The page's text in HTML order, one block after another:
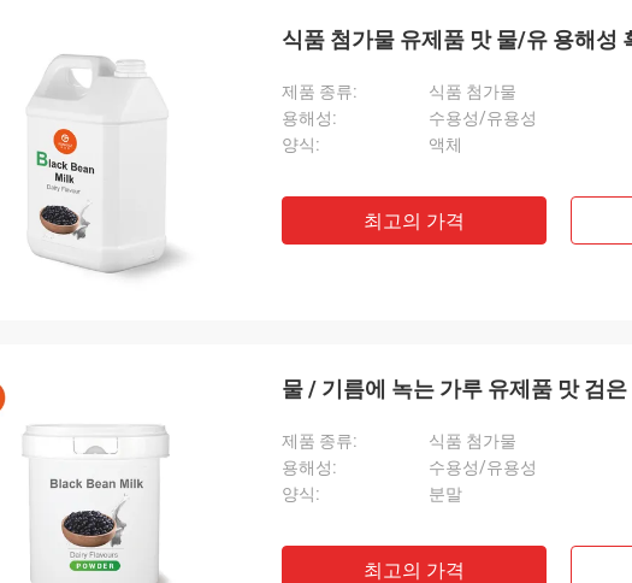
식품 첨가물 유제품 맛 물/유 용해성
제품 종류:
식품 첨가물
용해성:
수용성/유용성
양식:
액체
최고의 가격
물 / 기름에 녹는 가루 유제품 맛 검
제품 종류:
식품 첨가물
용해성:
수용성/유용성
양식:
분말
최고의 가격